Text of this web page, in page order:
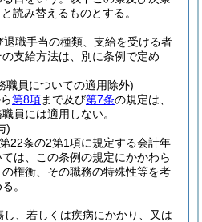
と読み替えるものとする。
退職手当の種類、支給を受ける者
支給方法は、別に条例で定め
職員についての適用除外)
第8項まで及び第7条の規定は、
員には適用しない。
)
22条の2第1項に規定する会計年
は、この条例の規定にかかわら
権衡、その職務の特殊性等を考
。
、若しくは疾病にかかり、又は